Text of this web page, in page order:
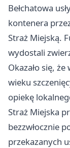
Bełchatowa
kontenera
Straż Miejską.
wydostali
Okazało się,
wieku
opiekę
Straż Miejska
bezzwłocznie
przekazanych